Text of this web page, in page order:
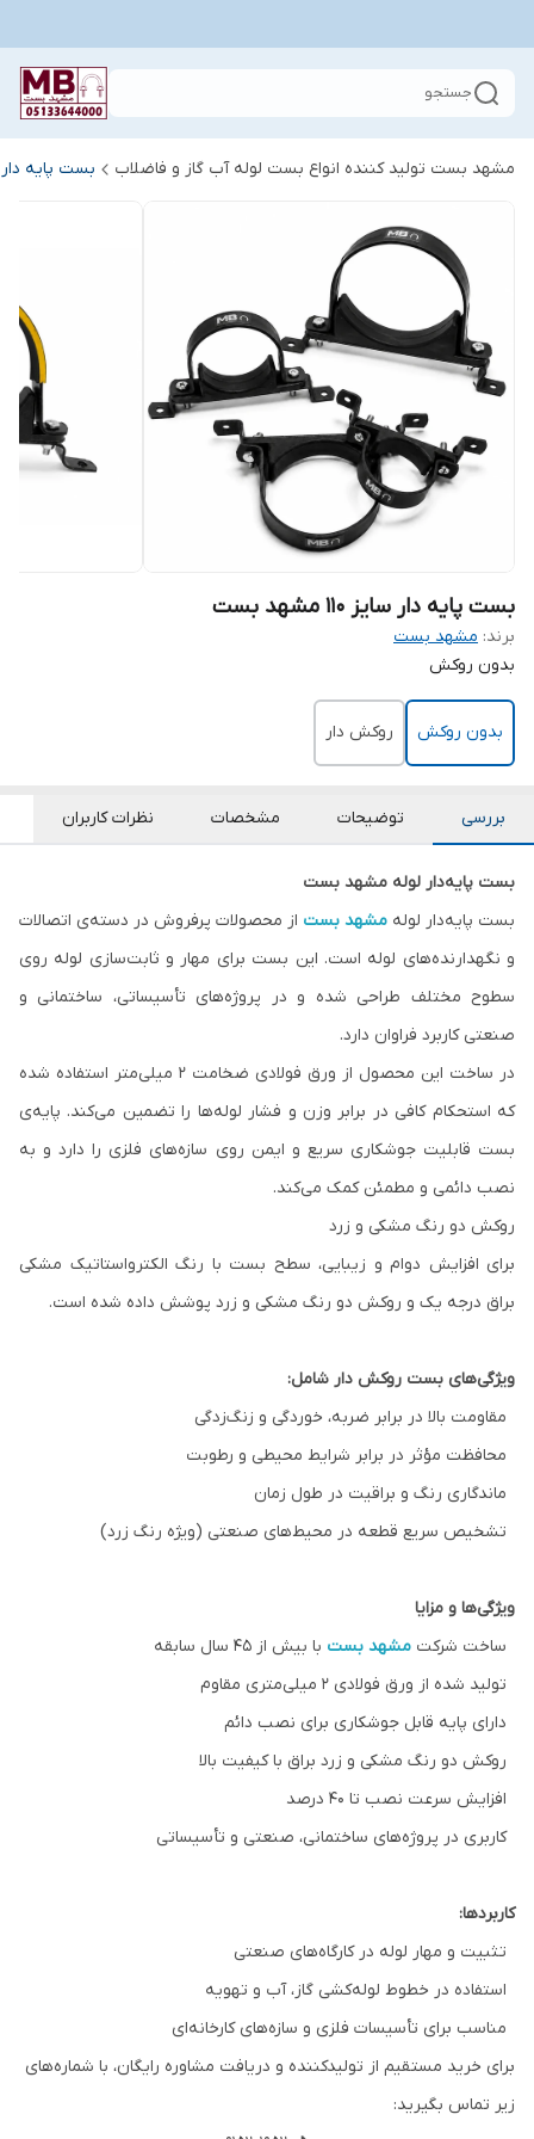
جستجو
مشهد بست تولید کننده انواع بست لوله آب گاز و فاضلاب بست پایه دار
بست پایه دار سایز 110 مشهد بست
برند: مشهد بست
بدون روکش
بدون روکش روکش دار
بررسی توضیحات مشخصات نظرات کاربران
بست پایه‌دار لوله مشهد بست
بست پایه‌دار لوله مشهد بست از محصولات پرفروش در دسته‌ی اتصالات
و نگهدارنده‌های لوله است. این بست برای مهار و ثابت‌سازی لوله روی
سطوح مختلف طراحی شده و در پروژه‌های تأسیساتی، ساختمانی و
صنعتی کاربرد فراوان دارد.
در ساخت این محصول از ورق فولادی ضخامت ۲ میلی‌متر استفاده شده
که استحکام کافی در برابر وزن و فشار لوله‌ها را تضمین می‌کند. پایه‌ی
بست قابلیت جوشکاری سریع و ایمن روی سازه‌های فلزی را دارد و به
نصب دائمی و مطمئن کمک می‌کند.
روکش دو رنگ مشکی و زرد
برای افزایش دوام و زیبایی، سطح بست با رنگ الکترواستاتیک مشکی
براق درجه یک و روکش دو رنگ مشکی و زرد پوشش داده شده است.
ویژگی‌های بست روکش دار شامل:
مقاومت بالا در برابر ضربه، خوردگی و زنگ‌زدگی
محافظت مؤثر در برابر شرایط محیطی و رطوبت
ماندگاری رنگ و براقیت در طول زمان
تشخیص سریع قطعه در محیط‌های صنعتی (ویژه رنگ زرد)
ویژگی‌ها و مزایا
ساخت شرکت مشهد بست با بیش از ۴۵ سال سابقه
تولید شده از ورق فولادی ۲ میلی‌متری مقاوم
دارای پایه قابل جوشکاری برای نصب دائم
روکش دو رنگ مشکی و زرد براق با کیفیت بالا
افزایش سرعت نصب تا ۴۰ درصد
کاربری در پروژه‌های ساختمانی، صنعتی و تأسیساتی
کاربردها:
تثبیت و مهار لوله در کارگاه‌های صنعتی
استفاده در خطوط لوله‌کشی گاز، آب و تهویه
مناسب برای تأسیسات فلزی و سازه‌های کارخانه‌ای
برای خرید مستقیم از تولیدکننده و دریافت مشاوره رایگان، با شماره‌های
زیر تماس بگیرید: